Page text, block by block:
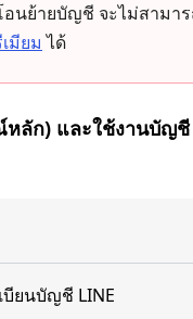
นย้ายบัญชี จะไม่สามา
มียม ได้
ลัก) และใช้งานบัญชี
บียนบัญชี LINE